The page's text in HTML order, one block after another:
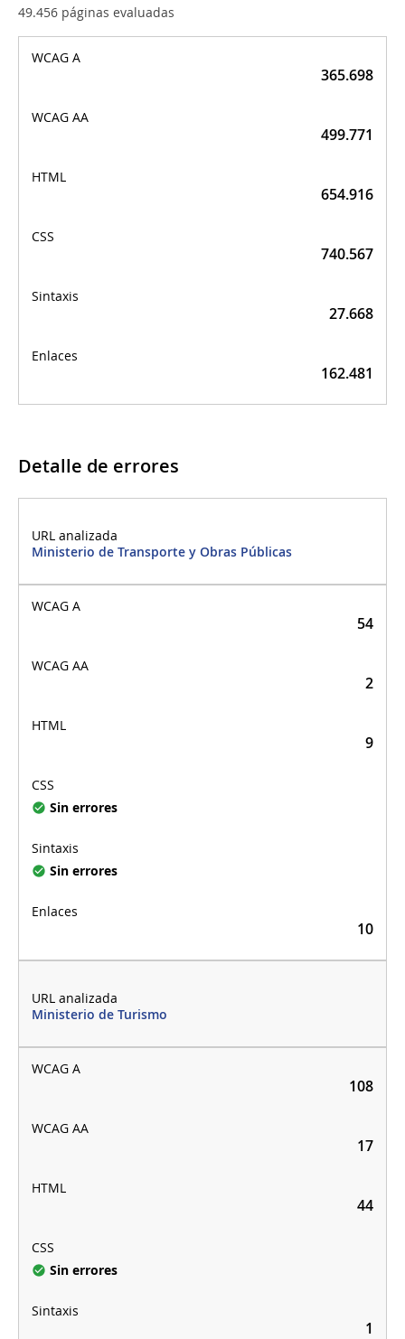
49.456 páginas evaluadas
tipo
365.698
499.771
654.916
740.567
27.668
162.481
Detalle de errores
Ministerio de Transporte y Obras Públicas
54
2
9
Sin errores
Sin errores
10
Ministerio de Turismo
108
17
44
Sin errores
1